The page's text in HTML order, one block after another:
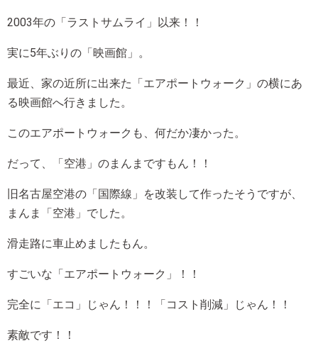
2003年の「ラストサムライ」以来！！
実に5年ぶりの「映画館」。
最近、家の近所に出来た「エアポートウォーク」の横にあ
る映画館へ行きました。
このエアポートウォークも、何だか凄かった。
だって、「空港」のまんまですもん！！
旧名古屋空港の「国際線」を改装して作ったそうですが、
まんま「空港」でした。
滑走路に車止めましたもん。
すごいな「エアポートウォーク」！！
完全に「エコ」じゃん！！！「コスト削減」じゃん！！
素敵です！！